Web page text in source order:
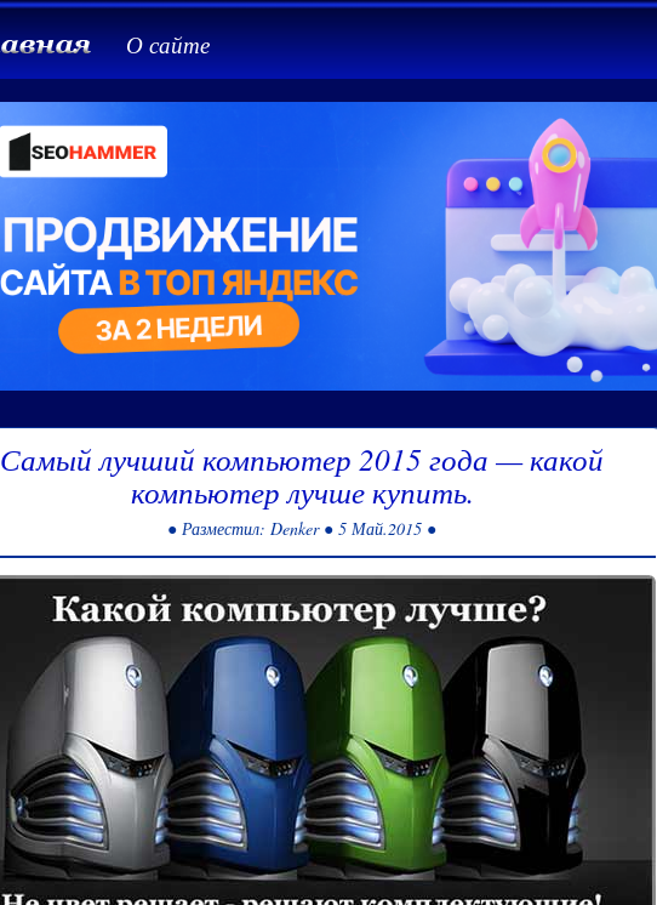
О сайте
Самый лучший компьютер 2015 года — какой
компьютер лучше купить.
● Разместил: Denker ● 5 Май.2015 ●